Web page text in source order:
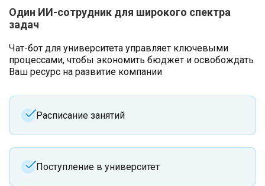
Один ИИ-сотрудник для широкого спектра
задач
Чат-бот для университета управляет ключевыми
процессами, чтобы экономить бюджет и освобождать
Ваш ресурс на развитие компании
Расписание занятий
Поступление в университет